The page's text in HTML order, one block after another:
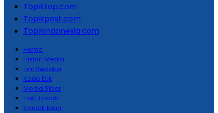
Topiktop.com
Topikpost.com
Topikindonesia.com
Home
Histori Media
Tim Redaksi
Kode Etik
Media Siber
Hak Jawab
Kontak Iklan